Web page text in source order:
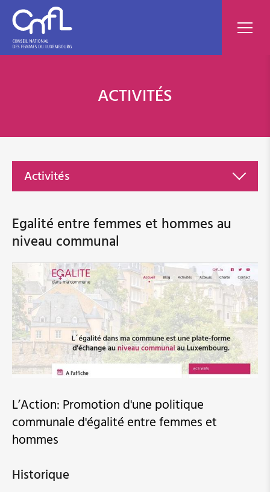
ACTIVITÉS
Activités
Divorce
Assurance-pension
Prise de décision
Violence
Avis /Rapports/Contributions
Communiqués de presse
Foyer d'accueil "Foyer-Sud"
Egalité entre femmes et hommes au
niveau communal
L’Action: Promotion d'une politique
communale d'égalité entre femmes et
hommes
Historique